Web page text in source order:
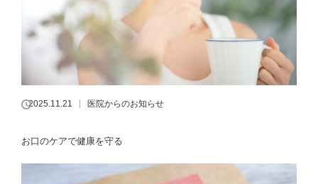
2025.11.21 医院からのお知らせ
お口のケアで健康を守る